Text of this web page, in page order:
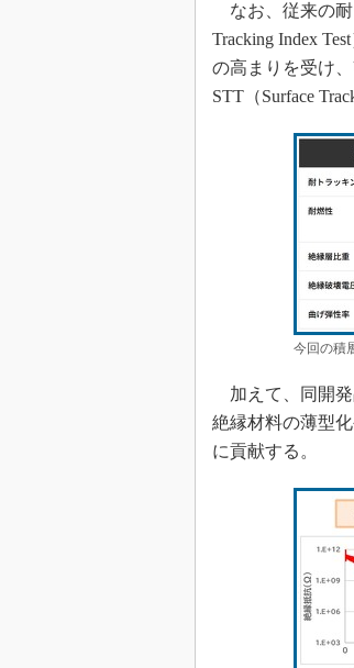
なお、従来の耐
Tracking Index
の高まりを受け、
STT（Surface
今回の積
加えて、同開発
絶縁材料の薄型
に貢献する。